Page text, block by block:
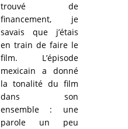
trouvé de
financement, je
savais que j’étais
en train de faire le
film. L’épisode
mexicain a donné
la tonalité du film
dans son
ensemble : une
parole un peu